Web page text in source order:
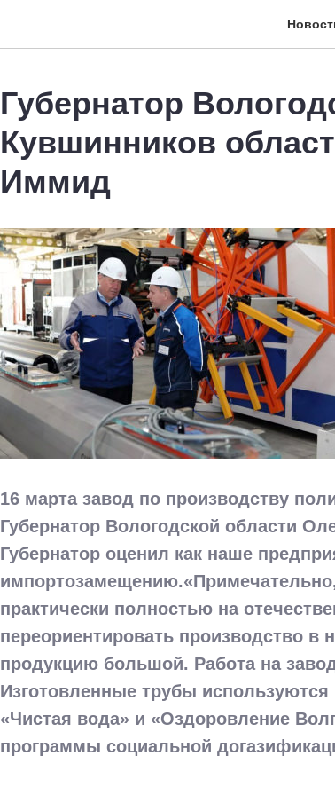
Губернатор
Кувшинников
Иммид
16 марта завод по производству
Губернатор Вологодской области
Губернатор оценил как наше
практически полностью на
переориентировать производство
продукцию большой. Работа на
Изготовленные трубы
«Чистая вода» и «Оздоровление
программы социальной